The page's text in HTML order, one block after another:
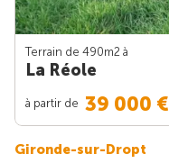
Terrain de 490m2 à
La Réole
à partir de 39 000 €
Gironde-sur-Dropt